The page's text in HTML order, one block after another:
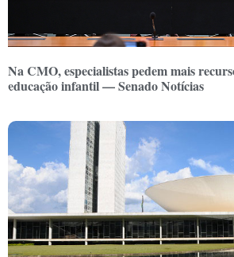
Na CMO, especialistas pedem mais
educação infantil — Senado Notícias